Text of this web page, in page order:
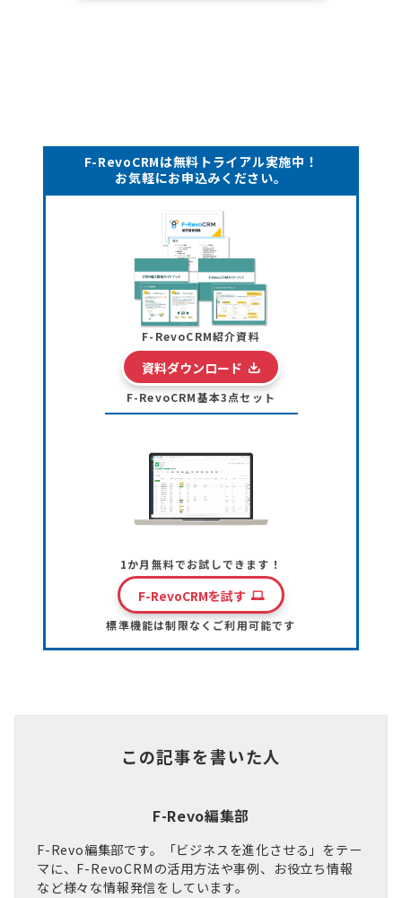
F-RevoCRMは無料トライアル実施中！
お気軽にお申込みください。
F-RevoCRM紹介資料
資料ダウンロード
F-RevoCRM基本3点セット
1か月無料でお試しできます！
F-RevoCRMを試す
標準機能は制限なくご利用可能です
この記事を書いた人
F-Revo編集部
F-Revo編集部です。「ビジネスを進化させる」をテー
マに、F-RevoCRMの活用方法や事例、お役立ち情報
など様々な情報発信をしています。